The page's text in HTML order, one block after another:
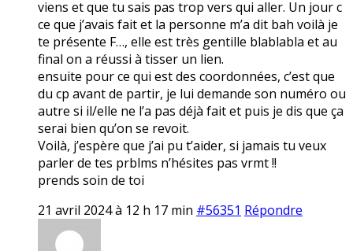
viens et que tu sais pas trop vers qui aller. Un jour c
ce que j’avais fait et la personne m’a dit bah voilà je
te présente F…, elle est très gentille blablabla et au
final on a réussi à tisser un lien.
ensuite pour ce qui est des coordonnées, c’est que
du cp avant de partir, je lui demande son numéro ou
autre si il/elle ne l’a pas déjà fait et puis je dis que ça
serai bien qu’on se revoit.
Voilà, j’espère que j’ai pu t’aider, si jamais tu veux
parler de tes prblms n’hésites pas vrmt !!
prends soin de toi
21 avril 2024 à 12 h 17 min #56351 Répondre